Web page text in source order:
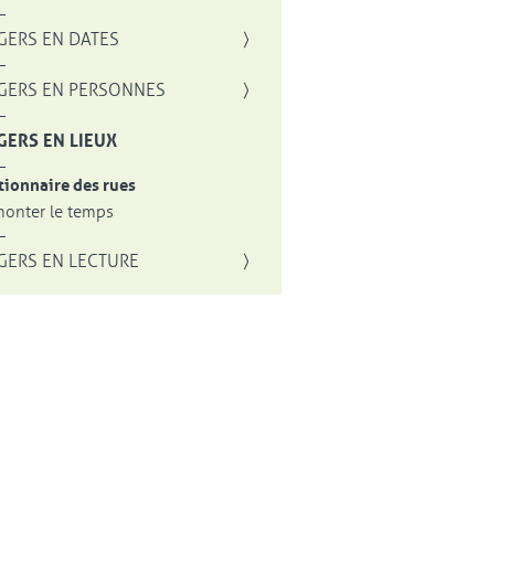
EN DATES
EN PERSONNES
EN LIEUX
des rues
le temps
EN LECTURE